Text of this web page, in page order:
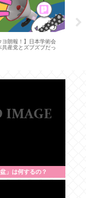
ヨ朗報！】日本学術会
共産党とズブズブだっ
」は何するの？